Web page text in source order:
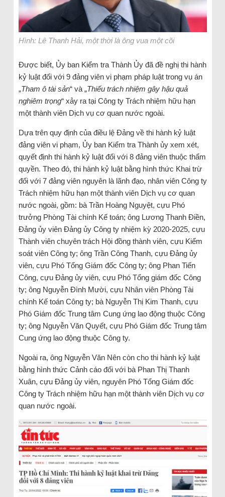
Hình: Lê Thanh Hải, một thời là ông vua một cõi
Được biết, Ủy ban Kiểm tra Thành Ủy đã đề nghị thi hành
kỷ luật đối với 9 đảng viên vi phạm pháp luật trong vụ án
„Tham ô tài sản“ và „Thiếu trách nhiệm gây hậu quả
nghiêm trọng“ xảy ra tại Công ty Trách nhiệm hữu hạn
một thành viên Dịch vụ cơ quan nước ngoài.
Dựa trên quy định của điều lệ Đảng về thi hành kỷ luật
đảng viên vi phạm, Ủy ban Kiểm tra Thành ủy xem xét,
quyết định thi hành kỷ luật đối với 8 đảng viên thuộc thẩm
quyền. Theo đó, thi hành kỷ luật bằng hình thức Khai trừ
đối với 7 đảng viên nguyên là lãnh đạo, nhân viên Công ty
Trách nhiệm hữu hạn một thành viên Dịch vụ cơ quan
nước ngoài, gồm: bà Trần Hoàng Nguyệt, cựu Phó
trưởng Phòng Tài chính Kế toán; ông Lương Thanh Điền,
Đảng ủy viên Đảng ủy Công ty nhiệm kỳ 2020-2025, cựu
Thành viên chuyên trách Hội đồng thành viên, cựu Kiểm
soát viên Công ty; ông Trần Công Thanh, cựu Đảng ủy
viên, cựu Phó Tổng Giám đốc Công ty; ông Phan Tiến
Công, cựu Đảng ủy viên, cựu Phó Tổng giám đốc Công
ty; ông Nguyễn Đình Mười, cựu Nhân viên Phòng Tài
chính Kế toán Công ty; bà Nguyễn Thị Kim Thanh, cựu
Phó Giám đốc Trung tâm Cung ứng lao động thuộc Công
ty; ông Nguyễn Văn Quyết, cựu Phó Giám đốc Trung tâm
Cung ứng lao động thuộc Công ty.
Ngoài ra, ông Nguyễn Văn Nên còn cho thi hành kỷ luật
bằng hình thức Cảnh cáo đối với bà Phan Thị Thanh
Xuân, cựu Đảng ủy viên, nguyên Phó Tổng Giám đốc
Công ty Trách nhiệm hữu hạn một thành viên Dịch vụ cơ
quan nước ngoài.